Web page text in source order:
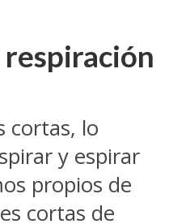
cortas, lo
y espirar
propios de
cortas de